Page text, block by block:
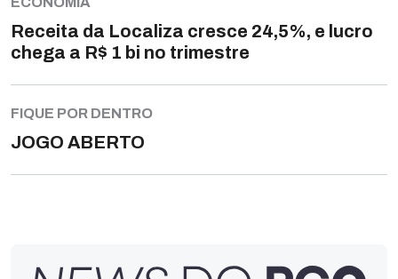
Receita da Localiza cresce 24,5%, e lucro
chega a R$ 1 bi no trimestre
FIQUE POR DENTRO
JOGO ABERTO